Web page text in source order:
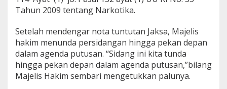
r
a
Tahun 2009 tentang Narkotika.
Setelah mendengar nota tuntutan Jaksa, Majelis
hakim menunda persidangan hingga pekan depan
dalam agenda putusan. “Sidang ini kita tunda
hingga pekan depan dalam agenda putusan,”bilang
Majelis Hakim sembari mengetukkan palunya.